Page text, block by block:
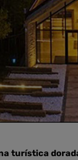
turística